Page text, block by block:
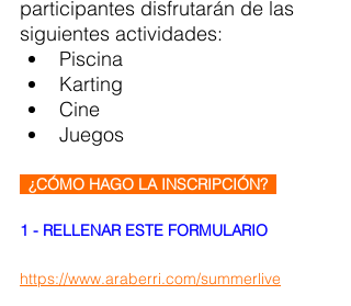
participantes disfrutarán de las
siguientes actividades:
Piscina
Karting
Cine
Juegos
  ¿CÓMO HAGO LA INSCRIPCIÓN?
1 - RELLENAR ESTE FORMULARIO
https://www.araberri.com/summerlive